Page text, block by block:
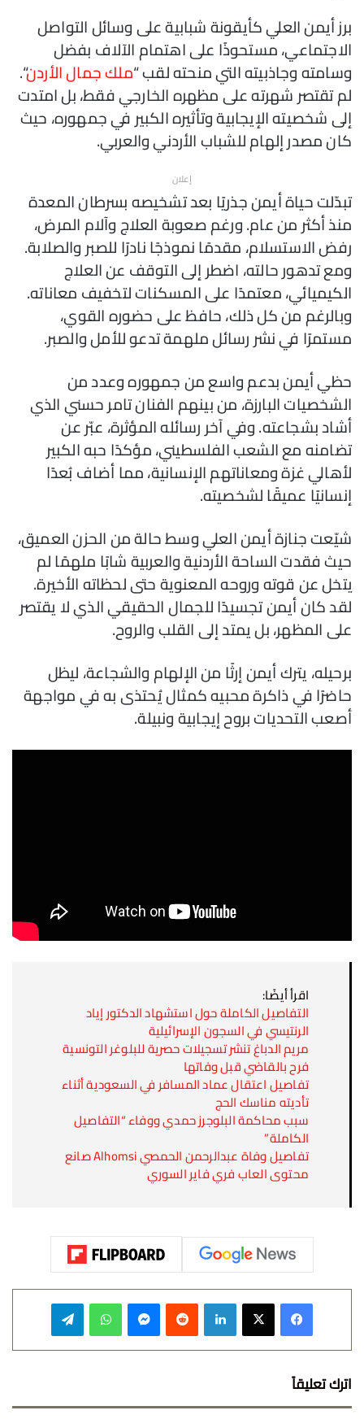
برز أيمن العلي كأيقونة شبابية على وسائل التواصل
الاجتماعي، مستحوذًا على اهتمام الآلاف بفضل
وسامته وجاذبيته التي منحته لقب “ملك جمال الأردن“.
لم تقتصر شهرته على مظهره الخارجي فقط، بل امتدت
إلى شخصيته الإيجابية وتأثيره الكبير في جمهوره، حيث
كان مصدر إلهام للشباب الأردني والعربي.
إعلان
تبدّلت حياة أيمن جذريًا بعد تشخيصه بسرطان المعدة
منذ أكثر من عام. ورغم صعوبة العلاج وآلام المرض،
رفض الاستسلام، مقدمًا نموذجًا نادرًا للصبر والصلابة.
ومع تدهور حالته، اضطر إلى التوقف عن العلاج
الكيميائي، معتمدًا على المسكنات لتخفيف معاناته.
وبالرغم من كل ذلك، حافظ على حضوره القوي،
مستمرًا في نشر رسائل ملهمة تدعو للأمل والصبر.
حظي أيمن بدعم واسع من جمهوره وعدد من
الشخصيات البارزة، من بينهم الفنان تامر حسني الذي
أشاد بشجاعته. وفي آخر رسائله المؤثرة، عبّر عن
تضامنه مع الشعب الفلسطيني، مؤكدًا حبه الكبير
لأهالي غزة ومعاناتهم الإنسانية، مما أضاف بُعدًا
إنسانيًا عميقًا لشخصيته.
شيّعت جنازة أيمن العلي وسط حالة من الحزن العميق،
حيث فقدت الساحة الأردنية والعربية شابًا ملهمًا لم
يتخل عن قوته وروحه المعنوية حتى لحظاته الأخيرة.
لقد كان أيمن تجسيدًا للجمال الحقيقي الذي لا يقتصر
على المظهر، بل يمتد إلى القلب والروح.
برحيله، يترك أيمن إرثًا من الإلهام والشجاعة، ليظل
حاضرًا في ذاكرة محبيه كمثال يُحتذى به في مواجهة
أصعب التحديات بروح إيجابية ونبيلة.
اقرأ أيضًا:
التفاصيل الكاملة حول استشهاد الدكتور إياد
الرنتيسي في السجون الإسرائيلية
مريم الدباغ تنشر تسجيلات حصرية للبلوغر التونسية
فرح بالقاضي قبل وفاتها
تفاصيل اعتقال عماد المسافر في السعودية أثناء
تأديته مناسك الحج
سبب محاكمة البلوجرز حمدي ووفاء “التفاصيل
الكاملة”
تفاصيل وفاة عبدالرحمن الحمصي Alhomsi صانع
محتوى العاب فري فاير السوري
فيسبوك ‫X لينكدإن واتساب
اترك تعليقاً